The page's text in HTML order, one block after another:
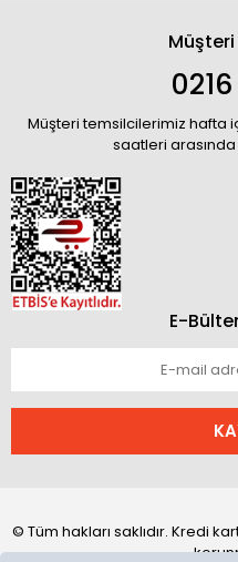
Müşteri temsilcilerimiz hafta
saatleri
E-
© Tüm hakları saklıdır. Kredi